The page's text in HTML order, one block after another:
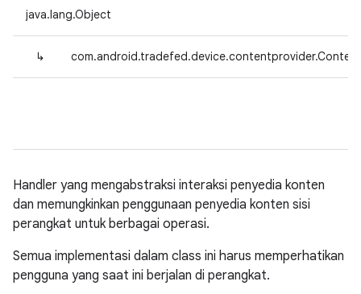
java.lang.Object
↳
Handler yang mengabstraksi interaksi penyedia konten
dan memungkinkan penggunaan penyedia konten sisi
perangkat untuk berbagai operasi.
Semua implementasi dalam class ini harus memperhatikan
pengguna yang saat ini berjalan di perangkat.